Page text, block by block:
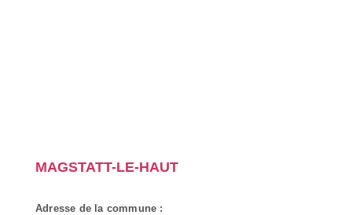
MAGSTATT-LE-HAUT
Adresse de la commune :